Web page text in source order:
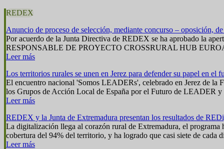
Anuncio de proceso de selección, mediante concurso – oposición,
REDEX
Por acuerdo de la Junta Directiva de REDEX se ha aprobado la
RESPONSABLE DE PROYECTO CROSSRURAL HUB
Leer más
Los territorios rurales se unen en Jerez para defender su papel en el
El encuentro nacional 'Somos LEADERs', celebrado en Jerez de la
los Grupos de Acción Local de España por el Futuro de LEADER y
Leer más
REDEX y la Junta de Extremadura presentan los resultados de
La digitalización llega al corazón rural de Extremadura, el
cobertura del 94% del territorio, y ha logrado que casi siete de cada
Leer más